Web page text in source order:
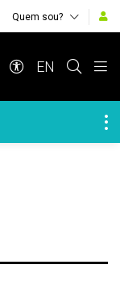
Quem sou?
EN